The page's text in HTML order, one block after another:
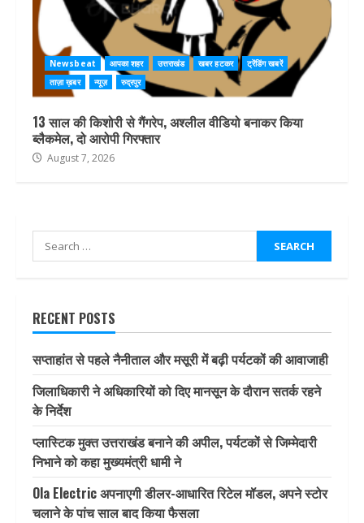
Newsbeat आपका शहर उत्तराखंड खबर हटकर
ट्रेंडिंग खबरें
ताज़ा ख़बर
न्यूज़ रुद्रपुर
13 साल की किशोरी से गैंगरेप, अश्लील वीडियो बनाकर किया
ब्लैकमेल, दो आरोपी गिरफ्तार
August 7, 2026
Search
for:
RECENT POSTS
सप्ताहांत से पहले नैनीताल और मसूरी में बढ़ी पर्यटकों की आवाजाही
जिलाधिकारी ने अधिकारियों को दिए मानसून के दौरान सतर्क रहने
के निर्देश
प्लास्टिक मुक्त उत्तराखंड बनाने की अपील, पर्यटकों से जिम्मेदारी
निभाने को कहा मुख्यमंत्री धामी ने
Ola Electric अपनाएगी डीलर-आधारित रिटेल मॉडल, अपने स्टोर
चलाने के पांच साल बाद किया फैसला